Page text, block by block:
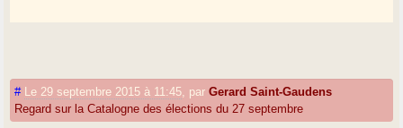
Generalitat.
MAPA ¿Cómo se distribuye el voto independentista en Catalunya ?
# Le 29 septembre 2015 à 11:45, parGerard Saint-Gaudens
Regard sur la Catalogne des élections du 27 septembre